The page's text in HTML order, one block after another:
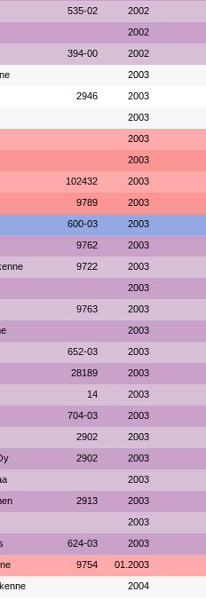
535-02 2002
2002
394-00 2002
2003
2946 2003
2003
2003
2003
102432 2003
9789 2003
600-03 2003
9762 2003
9722 2003
2003
9763 2003
2003
652-03 2003
28189 2003
14 2003
704-03 2003
2902 2003
2902 2003
2003
2913 2003
2003
624-03 2003
9754 01.2003
2004